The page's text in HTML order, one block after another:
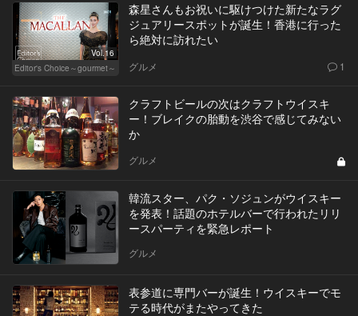
Vol.16
Editor's Choice～gourmet～
森星さんもお祝いに駆けつけた新たなラグ
ジュアリースポットが誕生！香港に行った
ら絶対に訪れたい
グルメ 1
クラフトビールの次はクラフトウイスキ
ー！ブレイクの胎動を渋谷で感じてみない
か
グルメ
韓流スター、パク・ソジュンがウイスキー
を発表！話題のホテルバーで行われたリリ
ースパーティを緊急レポート
グルメ
表参道に専門バーが誕生！ウイスキーでモ
テる時代がまたやってきた